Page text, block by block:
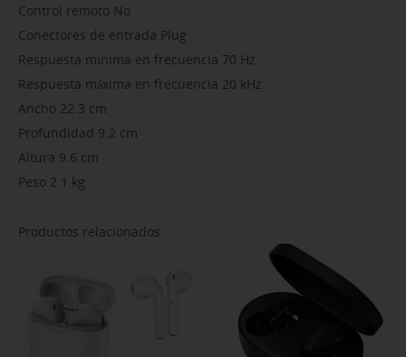
Control remoto No
Conectores de entrada Plug
Respuesta mínima en frecuencia 70 Hz
Respuesta máxima en frecuencia 20 kHz
Ancho 22.3 cm
Profundidad 9.2 cm
Altura 9.6 cm
Peso 2.1 kg
Productos relacionados